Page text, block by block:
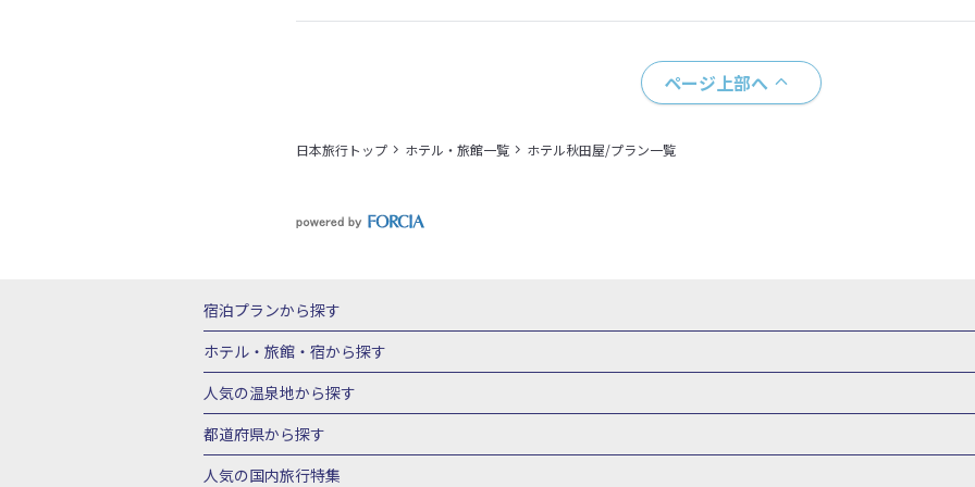
ページ上部へ
日本旅行トップ ホテル・旅館一覧 ホテル秋田屋/プラン一覧
宿泊プランから探す
北海道
東北 青森県
栃木県
群馬県 北陸 富山県 石川県 福井県 甲信越 山梨県 新潟県 長野県 東海 静岡県
三重県
近畿 滋賀県 京都府 大阪府 兵庫県 奈良県 和歌山県 四国 徳島県 高知県 香川県
岡山県
広島県
ホテル・旅館・宿から探す
北海道ホテル・旅館
山形県ホテル・旅館
福島県ホテル・旅館 東京都ホテル・旅館 神奈川県ホテル・旅館
埼玉県ホ
千葉県ホテル・旅館
茨城県ホテル・旅館 栃木県ホテル・旅館 群馬県ホテル・旅館
富山県ホテ
石川県ホテル・旅館
人気の温泉地から探す
北海道
湯の川温泉(北海道)
川湯温泉(北海道)
層雲峡温泉(北海道) 知床温泉(北海道) 東北 花巻温泉(岩手) 蔵王温泉(山形)
かみ
都道府県から探す
北海道旅行・ツアー
人気の国内旅行特集